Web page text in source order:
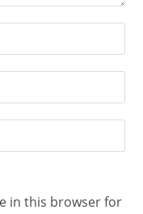
in this browser for